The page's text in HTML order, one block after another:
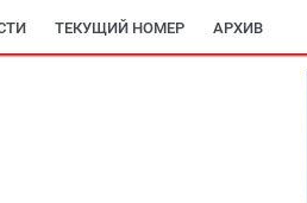
ТЕКУЩИЙ НОМЕР АРХИВ